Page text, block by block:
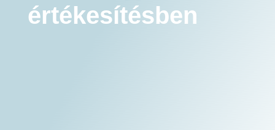
értékesítésben